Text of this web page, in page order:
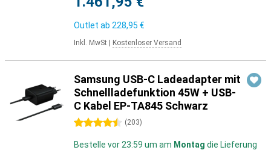
Outlet ab 228,95 €
Inkl. MwSt Kostenloser Versand
Samsung USB-C Ladeadapter mit
Schnellladefunktion 45W + USB-
C Kabel EP-TA845 Schwarz
4.5 Sterne (203)
Bestelle vor 23:59 um am Montag die Lieferung